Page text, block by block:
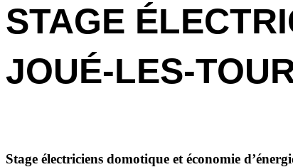
STAGE
JOUÉ-LES-
Stage électriciens domotique et économie